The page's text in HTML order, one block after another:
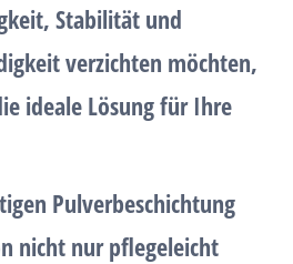
Stabilität und
verzichten möchten,
ideale Lösung für Ihre
Pulverbeschichtung
nicht nur pflegeleicht